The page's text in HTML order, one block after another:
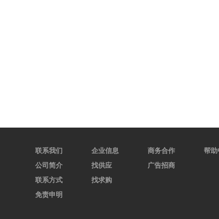
联系我们
公司简介
联系方式
免责申明
企业信息
找供应
找求购
商务合作
广告招商
帮助